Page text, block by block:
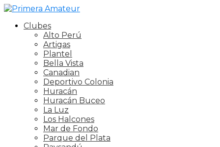
Clubes
Alto Perú
Artigas
Plantel
Bella Vista
Canadian
Deportivo Colonia
Huracán
Huracán Buceo
La Luz
Los Halcones
Mar de Fondo
Parque del Plata